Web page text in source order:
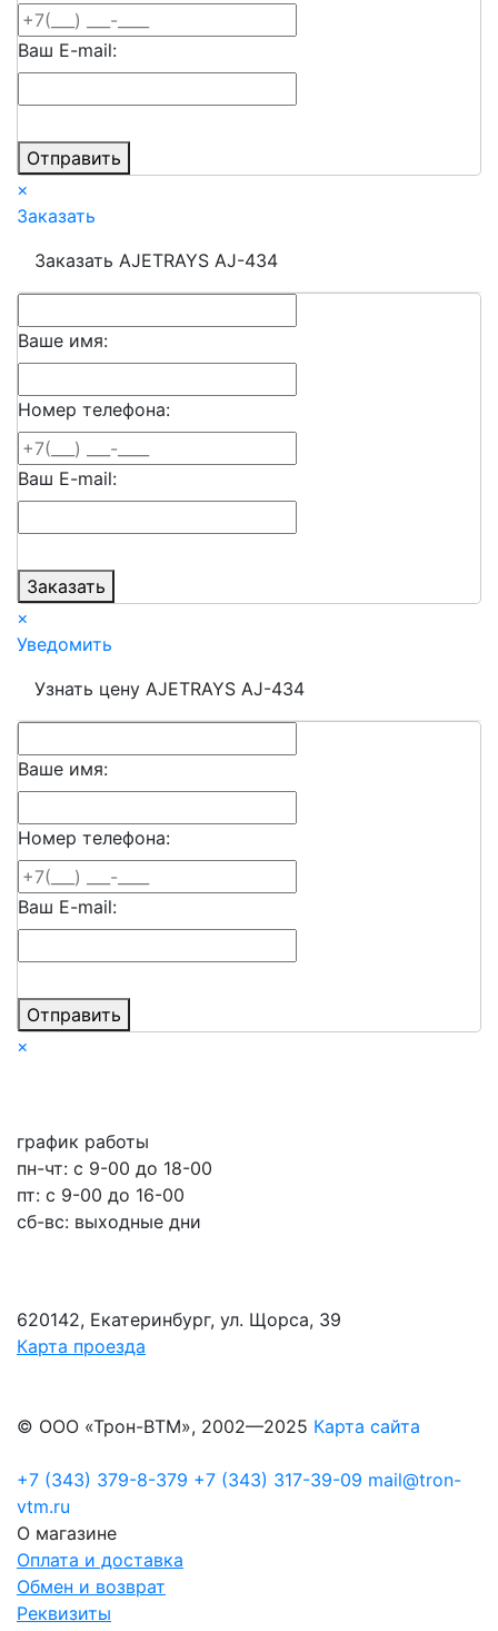
Ваш E-mail:
Отправить
×
Заказать
Заказать AJETRAYS AJ-434
Ваше имя:
Номер телефона:
Ваш E-mail:
Заказать
×
Уведомить
Узнать цену AJETRAYS AJ-434
Ваше имя:
Номер телефона:
Ваш E-mail:
Отправить
×
график работы
пн-чт: c 9-00 до 18-00
пт: с 9-00 до 16-00
сб-вс: выходные дни
620142, Екатеринбург, ул. Щорса, 39
Карта проезда
© ООО «Трон-ВТМ», 2002—2025 Карта сайта
+7 (343) 379-8-379 +7 (343) 317-39-09 mail@tron-
vtm.ru
О магазине
Оплата и доставка
Обмен и возврат
Реквизиты